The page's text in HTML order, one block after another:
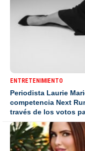
ENTRETENIMIENTO
Periodista Laurie
competencia Next
través de los votos